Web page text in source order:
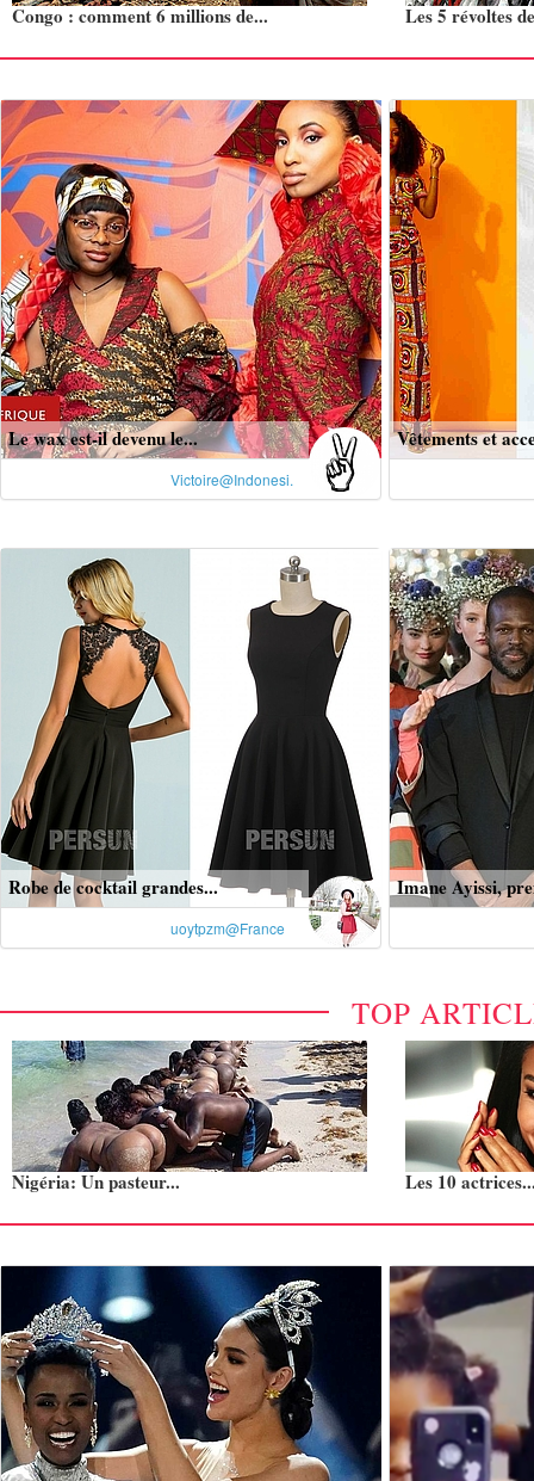
Congo : comment 6 millions de... Les 5 révoltes
Le wax est-il devenu le...
Victoire@Indonesi.
Vêtements et
Robe de cocktail grandes...
uoytpzm@France
Imane Ayissi,
TOP
Nigéria: Un pasteur... Les 10